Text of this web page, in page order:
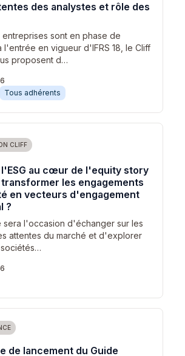
des analystes et rôle des
entreprises sont en phase de
l'entrée en vigueur d'IFRS 18, le Cliff
proposent d…
Tous adhérents
CLIFF
au cœur de l'equity story
transformer les engagements
en vecteurs d'engagement
?
sera l'occasion d'échanger sur les
attentes du marché et d'explorer
de lancement du Guide